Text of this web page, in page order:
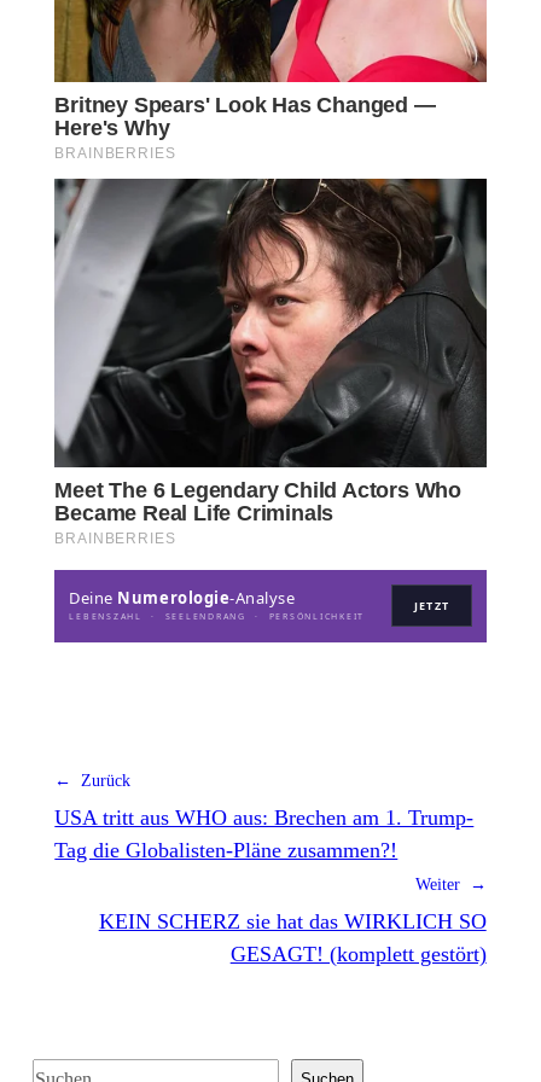
Deine Numerologie-Analyse
LEBENSZAHL · SEELENDRANG · PERSÖNLICHKEIT
JETZT
← Zurück
USA tritt aus WHO aus: Brechen am 1. Trump-
Tag die Globalisten-Pläne zusammen?!
Weiter →
KEIN SCHERZ sie hat das WIRKLICH SO
GESAGT! (komplett gestört)
S